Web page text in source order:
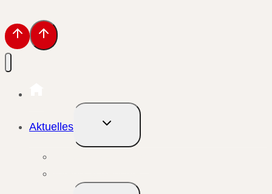
Aktuelles
Untermenü
umschalten